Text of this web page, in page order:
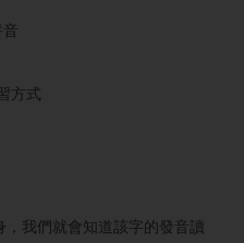
方式
我們就會知道該字的發音讀